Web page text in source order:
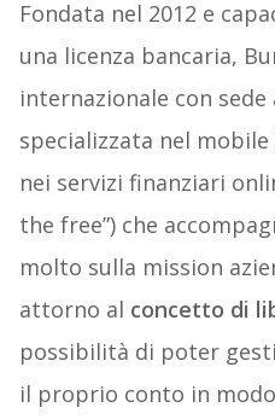
Fondata nel 2012 e
una licenza bancaria,
internazionale con
specializzata nel
nei servizi finanziari
the free”) che
molto sulla mission
attorno al concetto di
possibilità di poter
il proprio conto in